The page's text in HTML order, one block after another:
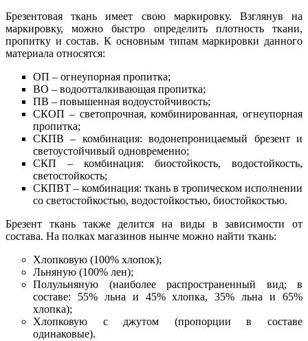
Брезентовая ткань имеет свою маркировку. Взглянув на
маркировку, можно быстро определить плотность ткани,
пропитку и состав. К основным типам маркировки данного
материала относятся:
ОП – огнеупорная пропитка;
ВО – водоотталкивающая пропитка;
ПВ – повышенная водоустойчивость;
СКОП – светопрочная, комбинированная, огнеупорная
пропитка;
СКПВ – комбинация: водонепроницаемый брезент и
светоустойчивый одновременно;
СКП – комбинация: биостойкость, водостойкость,
светостойкость;
СКПВТ – комбинация: ткань в тропическом исполнении
со светостойкостью, водостойкостью, биостойкостью.
Брезент ткань также делится на виды в зависимости от
состава. На полках магазинов нынче можно найти ткань:
Хлопковую (100% хлопок);
Льняную (100% лен);
Полульняную (наиболее распространенный вид; в
составе: 55% льна и 45% хлопка, 35% льна и 65%
хлопка);
Хлопковую с джутом (пропорции в составе
одинаковые).